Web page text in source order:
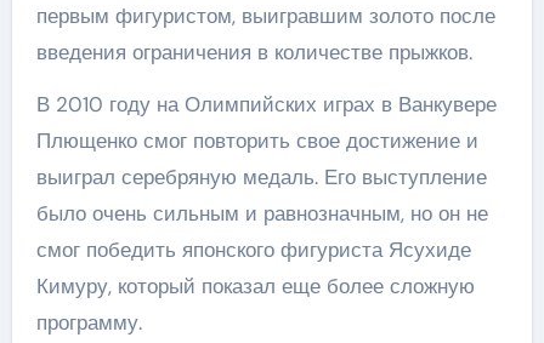
первым фигуристом, выигравшим золото после
введения ограничения в количестве прыжков.
В 2010 году на Олимпийских играх в Ванкувере
Плющенко смог повторить свое достижение и
выиграл серебряную медаль. Его выступление
было очень сильным и равнозначным, но он не
смог победить японского фигуриста Ясухиде
Кимуру, который показал еще более сложную
программу.